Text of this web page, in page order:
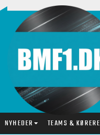
NYHEDER TEAMS & KØRERE